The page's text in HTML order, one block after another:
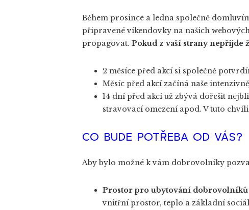
Během prosince a ledna společně
připravené víkendovky na našich
propagovat. Pokud z vaší strany nepřijde
2 měsíce před akcí si společně
Měsíc před akcí začíná naše
14 dní před akcí už zbývá dořešit
stravovací omezení apod. V tuto
CO BUDE POTŘEBA OD VÁS?
Aby bylo možné k vám dobrovolníky
Prostor pro ubytování dobrovolníků
vnitřní prostor, teplo a základní